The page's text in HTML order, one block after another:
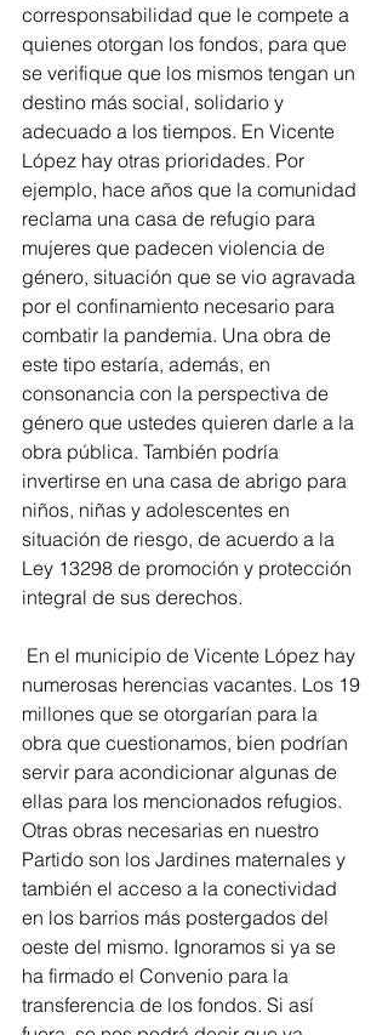
corresponsabilidad que le compete a
quienes otorgan los fondos, para que
se verifique que los mismos tengan un
destino más social, solidario y
adecuado a los tiempos. En Vicente
López hay otras prioridades. Por
ejemplo, hace años que la comunidad
reclama una casa de refugio para
mujeres que padecen violencia de
género, situación que se vio agravada
por el confinamiento necesario para
combatir la pandemia. Una obra de
este tipo estaría, además, en
consonancia con la perspectiva de
género que ustedes quieren darle a la
obra pública. También podría
invertirse en una casa de abrigo para
niños, niñas y adolescentes en
situación de riesgo, de acuerdo a la
Ley 13298 de promoción y protección
integral de sus derechos.
numerosas herencias vacantes. Los 19
millones que se otorgarían para la
obra que cuestionamos, bien podrían
servir para acondicionar algunas de
ellas para los mencionados refugios.
Otras obras necesarias en nuestro
Partido son los Jardines maternales y
también el acceso a la conectividad
en los barrios más postergados del
oeste del mismo. Ignoramos si ya se
ha firmado el Convenio para la
transferencia de los fondos. Si así